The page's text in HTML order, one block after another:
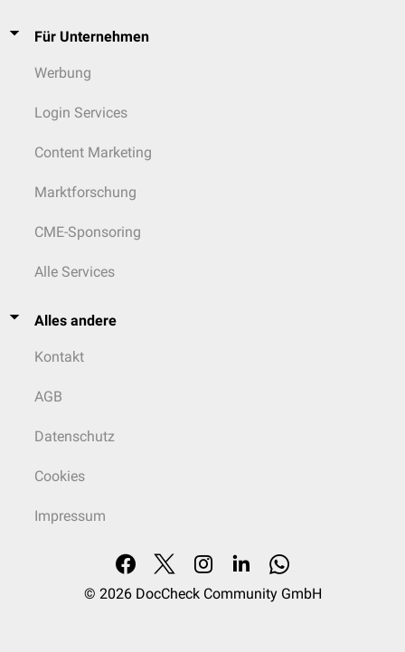
Für Unternehmen
Werbung
Login Services
Content Marketing
Marktforschung
CME-Sponsoring
Alle Services
Alles andere
Kontakt
AGB
Datenschutz
Cookies
Impressum
© 2026 DocCheck Community GmbH